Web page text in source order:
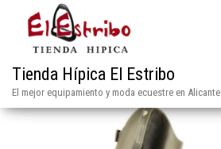
Tienda Hípica El Estribo
El mejor equipamiento y moda ecuestre en Alicante